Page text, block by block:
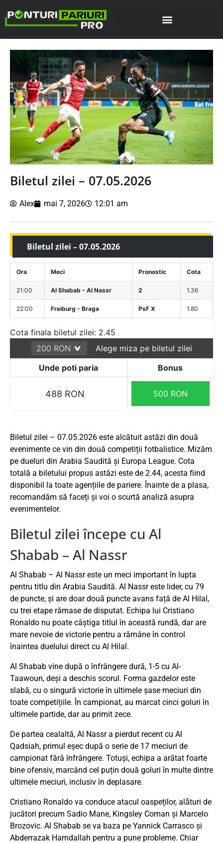
Biletul zilei – 07.05.2026
Alex mai 7, 2026 12:01 am
Biletul zilei – 07.05.2026
Ora Meci Pronostic Cota
21:00 Al Shabab - Al Nassr 2 1.36
22:00 Freiburg - Braga PsF X 1.80
Cota finala biletul zilei: 2.45
Alege miza pe biletul zilei
Unde poti paria
Bonus
488 RON 500 RON
Biletul zilei – 07.05.2026 este alcătuit astăzi din două
evenimente ce vin din două competiții fotbalistice. Mizăm
pe dueluri din Arabia Saudită și Europa League. Cota
totală a biletului propus astăzi este de 2.44, acesta fiind
disponibil la toate agențiile de pariere. Înainte de a plasa,
recomandăm să faceți și voi o scurtă analiză asupra
evenimentelor.
Biletul zilei începe cu Al
Shabab – Al Nassr
Al Shabab – Al Nassr este un meci important în lupta
pentru titlu din Arabia Saudită. Al Nassr este lider, cu 79
de puncte, și are doar două puncte avans față de Al Hilal,
cu trei etape rămase de disputat. Echipa lui Cristiano
Ronaldo nu poate câștiga titlul în această rundă, dar are
mare nevoie de victorie pentru a rămâne în control
înaintea duelului direct cu Al Hilal.
Al Shabab vine după o înfrângere dură, 1-5 cu Al-
Taawoun, deși a deschis scorul. Forma gazdelor este
slabă, cu o singură victorie în ultimele șase meciuri din
toate competițiile. În campionat, au marcat cinci goluri în
ultimele partide, dar au primit zece.
De partea cealaltă, Al Nassr a pierdut recent cu Al
Qadsiah, primul eșec după o serie de 17 meciuri de
campionat fără înfrângere. Totuși, echipa a arătat foarte
bine ofensiv, marcând cel puțin două goluri în multe dintre
ultimele meciuri, inclusiv în deplasare.
Cristiano Ronaldo va conduce atacul oaspeților, alǎturi de
jucători precum Sadio Mane, Kingsley Coman și Marcelo
Brozovic. Al Shabab se va baza pe Yannick Carrasco și
Abderrazak Hamdallah pentru a pune probleme. Chiar